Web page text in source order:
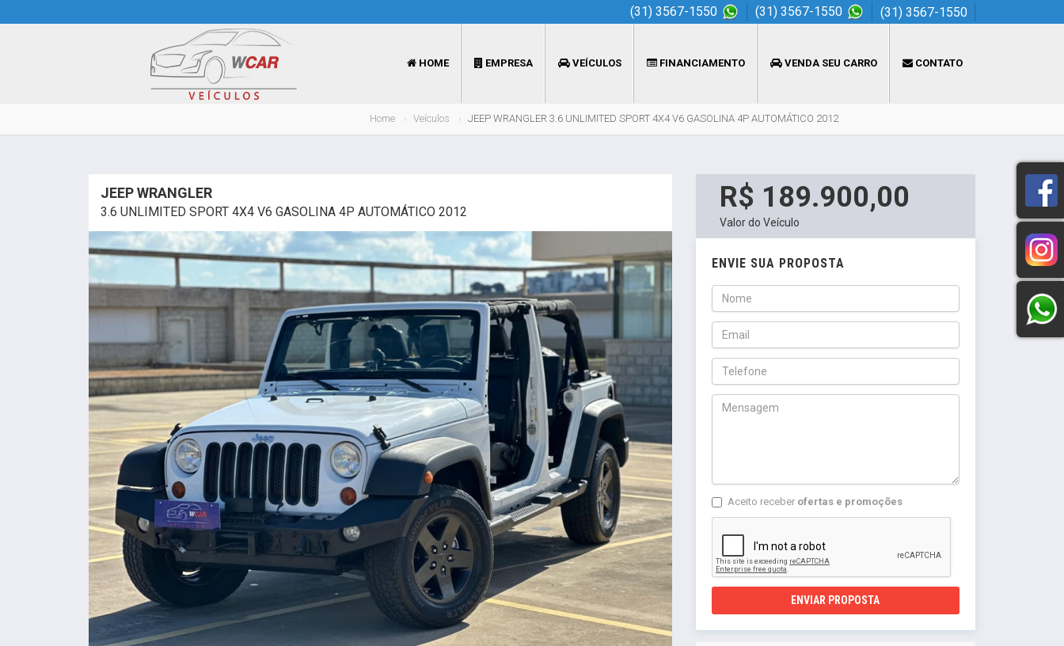
(31) 3567-1550 (31) 3567-1550 (31) 3567-1550
HOME EMPRESA VEÍCULOS FINANCIAMENTO VENDA SEU CARRO CONTATO
Home Veículos JEEP WRANGLER 3.6 UNLIMITED SPORT 4X4 V6 GASOLINA 4P AUTOMÁTICO 2012
JEEP WRANGLER
3.6 UNLIMITED SPORT 4X4 V6 GASOLINA 4P AUTOMÁTICO 2012 R$ 189.900,00
Valor do Veículo
ENVIE SUA PROPOSTA
Aceito receber ofertas e promoções
ENVIAR PROPOSTA